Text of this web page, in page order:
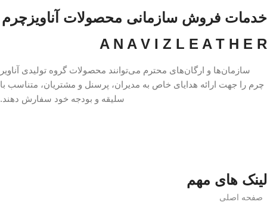
خدمات فروش سازمانی محصولات آناویزچرم
A N A V I Z L E A T H E R
سازمان‌ها و ارگان‌های محترم می‌توانند محصولات گروه تولیدی آناویر
چرم را جهت ارائه هدایای خاص به مدیران، پرسنل و مشتریان، متناسب با
سلیقه و بودجه خود سفارش دهند.
لینک های مهم
صفحه اصلی